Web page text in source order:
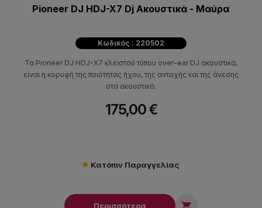
Pioneer DJ HDJ-X7 Dj Aκουστικά - Μαύρα
Κωδικός : 220502
Τα Pioneer DJ HDJ-X7 κλειστού τύπου over-ear DJ ακουστικά,
είναι η κορυφή της ποιότητας ήχου, της αντοχής και της άνεσης
στα ακουστικά.
175,00 €
Κατόπιν Παραγγελίας
Περισσότερα